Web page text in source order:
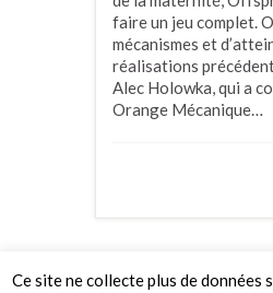
faire un jeu complet.
mécanismes et
réalisations
Alec Holowka, qui a
Orange Mécanique…
Ce site ne collecte plus de